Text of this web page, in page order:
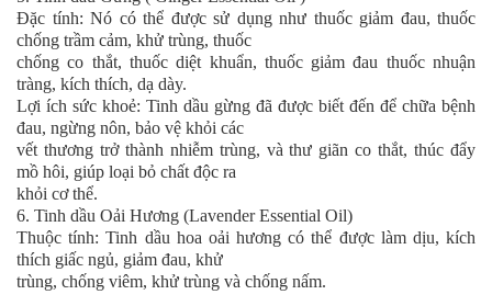
Đặc tính: Nó có thể được sử dụng như thuốc giảm đau, thuốc
chống trầm cảm, khử trùng, thuốc
chống co thắt, thuốc diệt khuẩn, thuốc giảm đau thuốc nhuận
tràng, kích thích, dạ dày.
Lợi ích sức khoẻ: Tinh dầu gừng đã được biết đến để chữa bệnh
đau, ngừng nôn, bảo vệ khỏi các
vết thương trở thành nhiễm trùng, và thư giãn co thắt, thúc đẩy
mồ hôi, giúp loại bỏ chất độc ra
khỏi cơ thể.
6. Tinh dầu Oải Hương (Lavender Essential Oil)
Thuộc tính: Tinh dầu hoa oải hương có thể được làm dịu, kích
thích giấc ngủ, giảm đau, khử
trùng, chống viêm, khử trùng và chống nấm.